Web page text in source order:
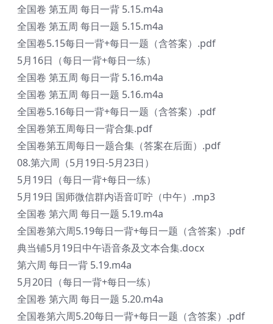
全国卷 第五周 每日一背 5.15.m4a
全国卷 第五周 每日一题 5.15.m4a
全国卷5.15每日一背+每日一题（含答案）.pdf
5月16日（每日一背+每日一练）
全国卷 第五周 每日一背 5.16.m4a
全国卷 第五周 每日一题 5.16.m4a
全国卷5.16每日一背+每日一题（含答案）.pdf
全国卷第五周每日一背合集.pdf
全国卷第五周每日一题合集（答案在后面）.pdf
08.第六周（5月19日-5月23日）
5月19日（每日一背+每日一练）
5月19日 国师微信群内语音叮咛（中午）.mp3
全国卷 第六周 每日一题 5.19.m4a
全国卷第六周5.19每日一背+每日一题（含答案）.pdf
典当铺5月19日中午语音条及文本合集.docx
第六周 每日一背 5.19.m4a
5月20日（每日一背+每日一练）
全国卷 第六周 每日一题 5.20.m4a
全国卷第六周5.20每日一背+每日一题（含答案）.pdf